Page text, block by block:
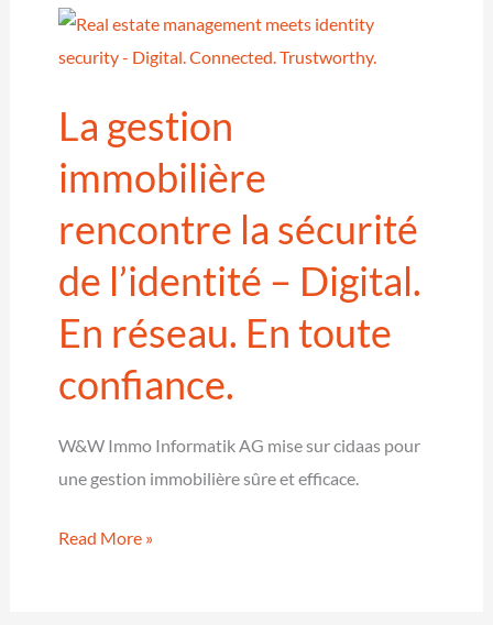
un
succès
Park
La gestion
immobilière
rencontre la sécurité
de l’identité – Digital.
En réseau. En toute
confiance.
W&W Immo Informatik AG mise sur cidaas pour
une gestion immobilière sûre et efficace.
La
Read More »